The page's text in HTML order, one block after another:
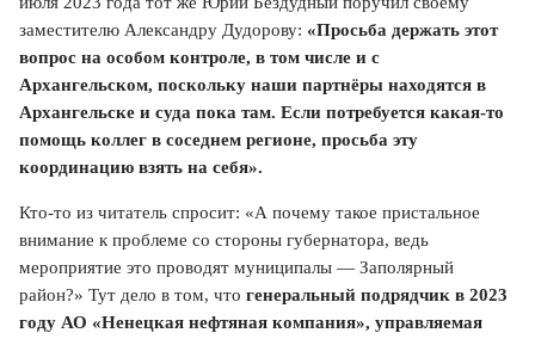
заместителю Александру Дудорову: «Просьба держать этот
вопрос на особом контроле, в том числе и с
Архангельском, поскольку наши партнёры находятся в
Архангельске и суда пока там. Если потребуется какая-то
помощь коллег в соседнем регионе, просьба эту
координацию взять на себя».
Кто-то из читатель спросит: «А почему такое пристальное
внимание к проблеме со стороны губернатора, ведь
мероприятие это проводят муниципалы — Заполярный
район?» Тут дело в том, что генеральный подрядчик в 2023
году АО «Ненецкая нефтяная компания», управляемая